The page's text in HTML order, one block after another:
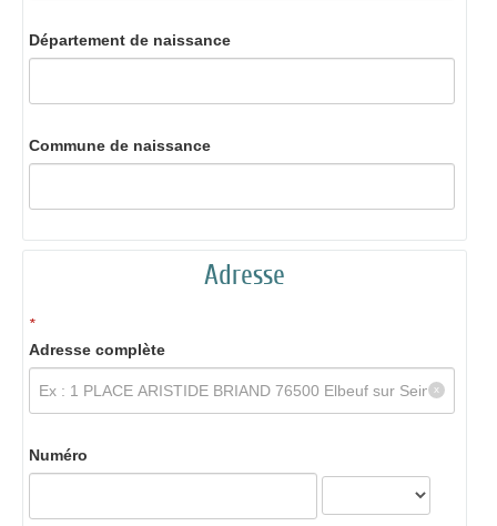
Département de naissance
Commune de naissance
Adresse
*
Adresse complète
Numéro